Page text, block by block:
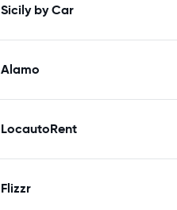
Sicily by Car
Alamo
LocautoRent
Flizzr